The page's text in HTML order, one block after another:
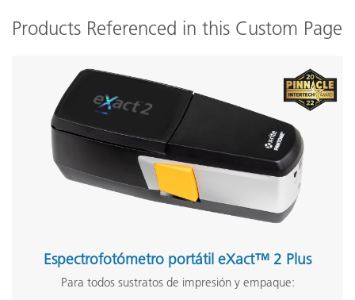
Products Referenced in this Custom Page
Espectrofotómetro portátil eXact™ 2 Plus
Para todos sustratos de impresión y empaque: